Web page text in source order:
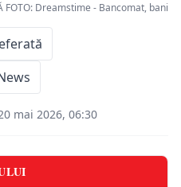
FOTO: Dreamstime - Bancomat, bani
mai 2026, 06:30